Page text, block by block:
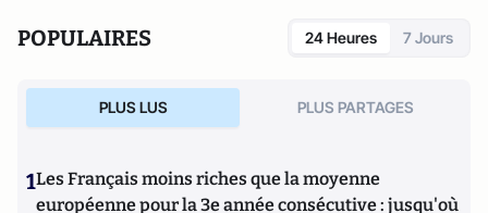
POPULAIRES 24 Heures 7 Jours
PLUS LUS PLUS PARTAGES
1Les Français moins riches que la moyenne
européenne pour la 3e année consécutive : jusqu'où